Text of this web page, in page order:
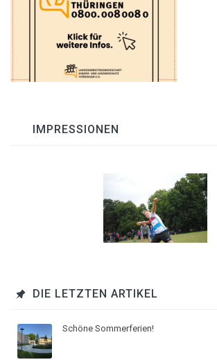
IMPRESSIONEN
DIE LETZTEN ARTIKEL
Schöne Sommerferien!